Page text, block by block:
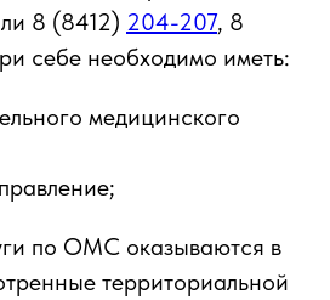
8 (8412) 204-207, 8
себе необходимо иметь:
медицинского
по ОМС оказываются в
территориальной